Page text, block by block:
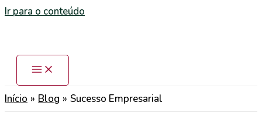
Ir para o conteúdo
Início Blog Sucesso Empresarial